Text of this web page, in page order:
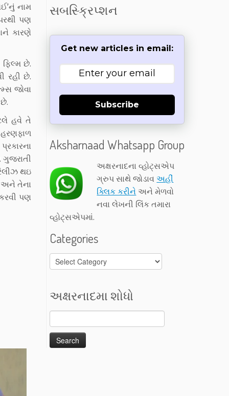
નામ
પણ
કારણે
છે.
રહી છે.
જોવા
હવે તે
હરણફાળ
થઇ
અને તેના
પણ
સબસ્ક્રિપ્શન
Get new articles in email:
Subscribe
Aksharnaad Whatsapp Group
અક્ષરનાદના વ્હોટ્સએપ
ગ્રુપ સાથે જોડાવઅહીં
ક્લિક કરીને અને મેળવો
નવા લેખની લિંક તમારા
વ્હોટ્સએપમાં.
Categories
Categories
અક્ષરનાદમા શોધો